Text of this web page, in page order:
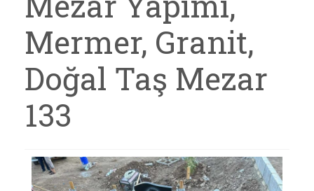
Mermer, Granit,
Doğal Taş Mezar
133